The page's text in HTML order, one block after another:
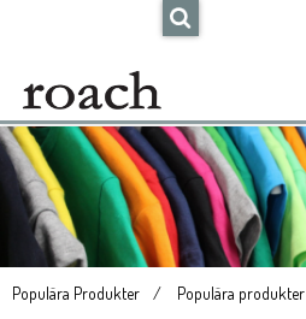
Populära Produkter Populära produkter